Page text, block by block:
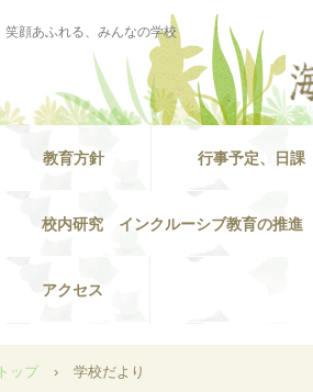
笑顔あふれる、みんなの学校
教育方針 行事予定、日課
校内研究 インクルーシブ教育の推進
アクセス
トップ › 学校だより